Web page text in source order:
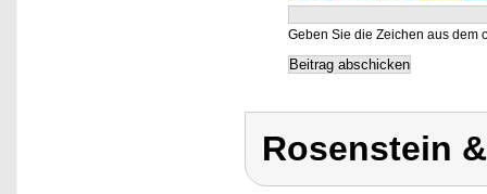
Geben Sie die Zeichen aus dem
Rosenstein